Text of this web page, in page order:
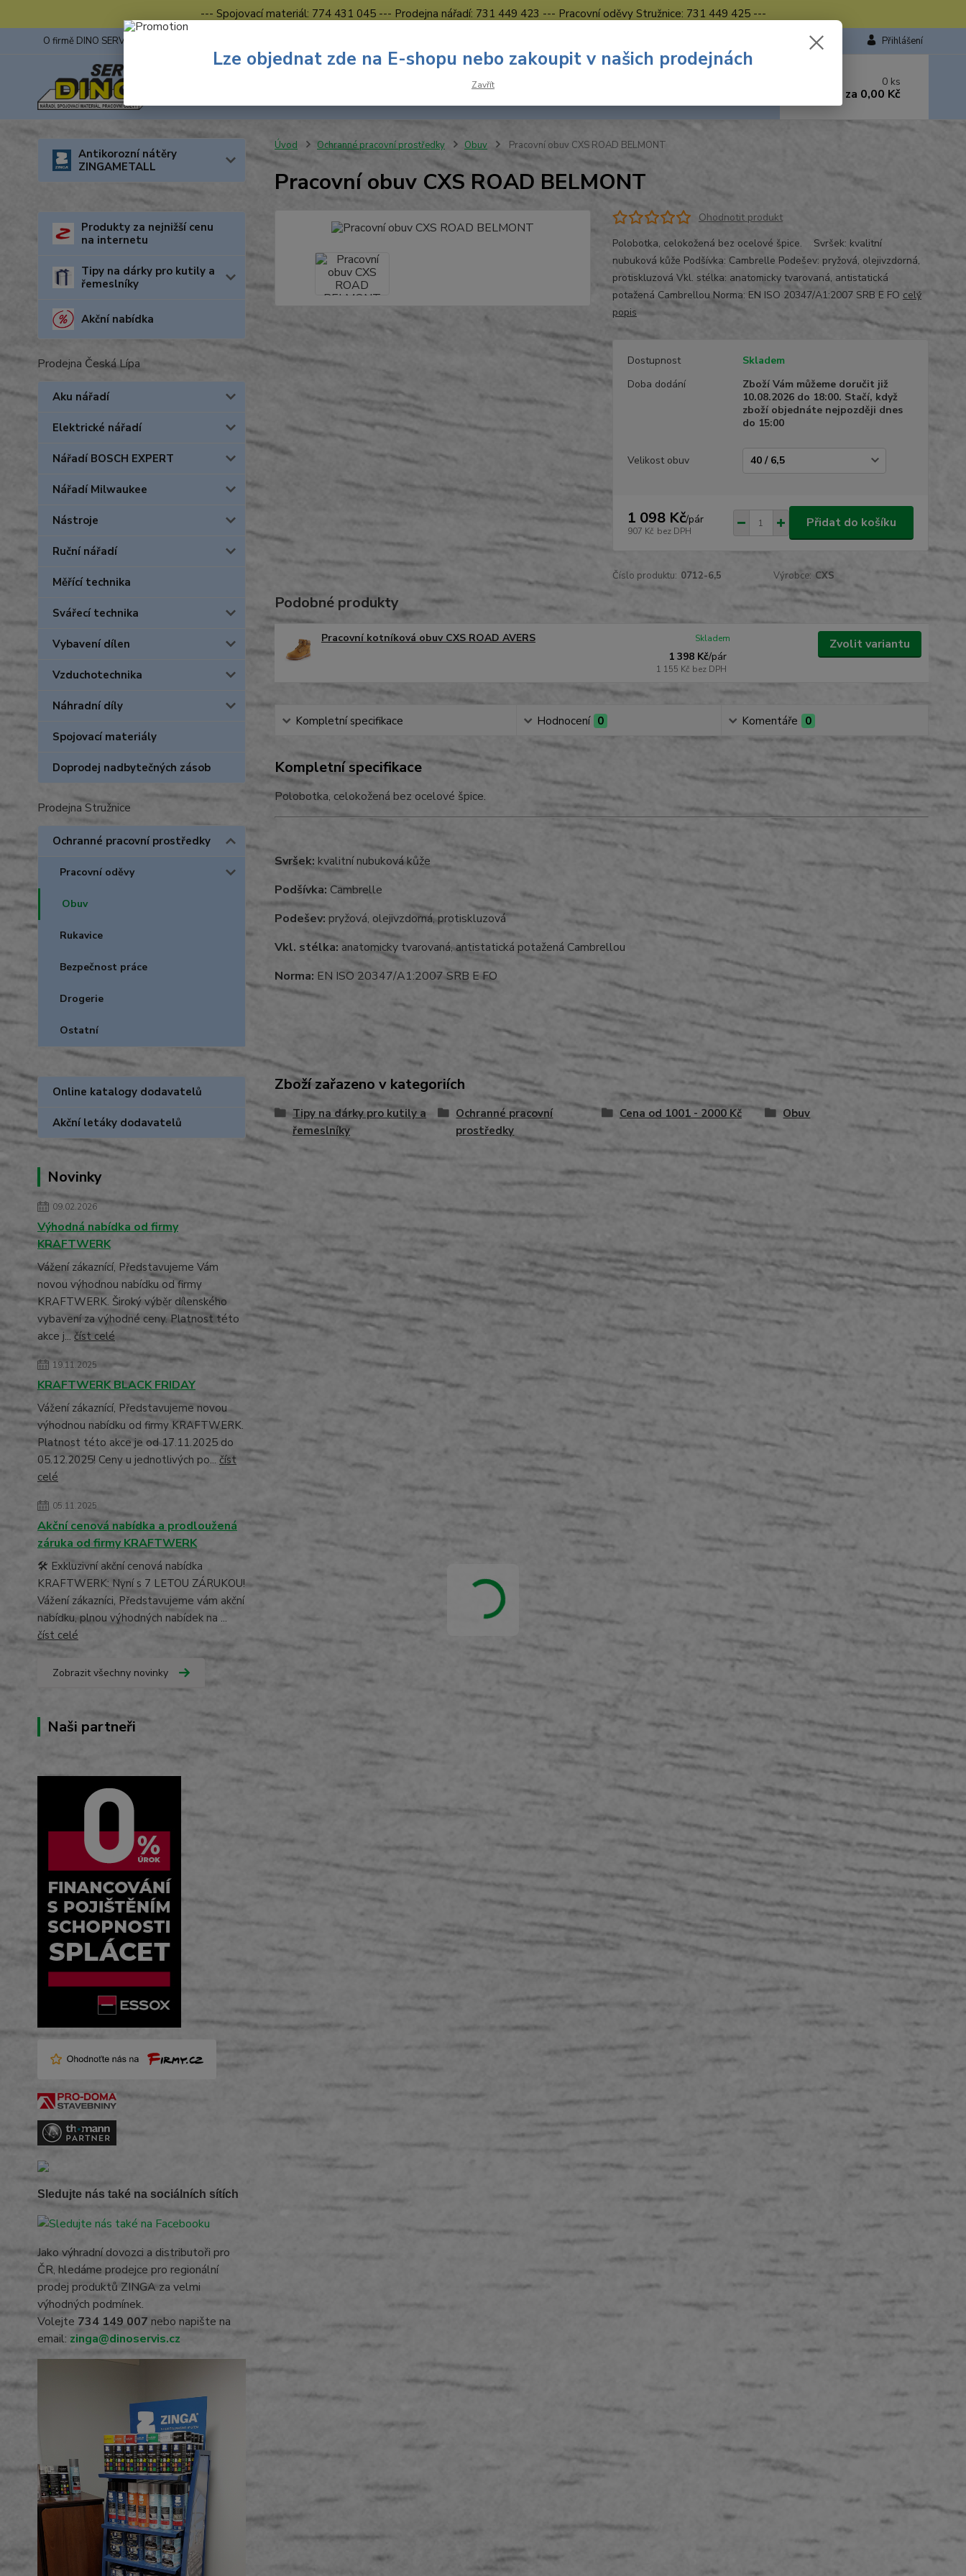
--- Spojovací materiál: 774 431 045 --- Prodejna nářadí: 731 449 423 --- Pracovní oděvy Stružnice: 731 449 425 ---
O firmě DINO SERVIS s.r.o. Přihlášení
Hledat
Nevíte si rady? Zavolejte.
0 ks
za 0,00 Kč
Antikorozní nátěry
ZINGAMETALL
Produkty za nejnižší cenu
na internetu
Tipy na dárky pro kutily a
řemeslníky
Akční nabídka
Prodejna Česká Lípa
Aku nářadí
Elektrické nářadí
Nářadí BOSCH EXPERT
Nářadí Milwaukee
Nástroje
Ruční nářadí
Měřící technika
Svářecí technika
Vybavení dílen
Vzduchotechnika
Náhradní díly
Spojovací materiály
Doprodej nadbytečných zásob
Prodejna Stružnice
Ochranné pracovní prostředky
Pracovní oděvy
Obuv
Rukavice
Bezpečnost práce
Drogerie
Ostatní
Online katalogy dodavatelů
Akční letáky dodavatelů
Novinky
09.02.2026
Výhodná nabídka od firmy
KRAFTWERK
Vážení zákaznící, Představujeme Vám
novou výhodnou nabídku od firmy
KRAFTWERK. Široký výběr dílenského
vybavení za výhodné ceny. Platnost této
akce j... číst celé
19.11.2025
KRAFTWERK BLACK FRIDAY
Vážení zákaznící, Představujeme novou
výhodnou nabídku od firmy KRAFTWERK.
Platnost této akce je od 17.11.2025 do
05.12.2025! Ceny u jednotlivých po... číst
celé
05.11.2025
Akční cenová nabídka a prodloužená
záruka od firmy KRAFTWERK
🛠️ Exkluzivní akční cenová nabídka
KRAFTWERK: Nyní s 7 LETOU ZÁRUKOU!
Vážení zákazníci, Představujeme vám akční
nabídku, plnou výhodných nabídek na ...
číst celé
Zobrazit všechny novinky
Naši partneři
Sledujte nás také na sociálních sítích
Jako výhradní dovozci a distributoři pro
ČR, hledáme prodejce pro regionální
prodej produktů ZINGA za velmi
výhodných podmínek.
Volejte 734 149 007 nebo napište na
email: zinga@dinoservis.cz
Úvod Ochranné pracovní prostředky Obuv Pracovní obuv CXS ROAD BELMONT
Pracovní obuv CXS ROAD BELMONT
Ohodnotit produkt
Polobotka, celokožená bez ocelové špice. Svršek: kvalitní
nubuková kůže Podšívka: Cambrelle Podešev: pryžová, olejivzdorná,
protiskluzová Vkl. stélka: anatomicky tvarovaná, antistatická
potažená Cambrellou Norma: EN ISO 20347/A1:2007 SRB E FO celý
popis
Dostupnost
Skladem
Doba dodání
Zboží Vám můžeme doručit již
10.08.2026 do 18:00. Stačí, když
zboží objednáte nejpozději dnes
do 15:00
Velikost obuv
1 098 Kč/pár
907 Kč bez DPH
Přidat do košíku
Číslo produktu: 0712-6,5 Výrobce: CXS
Podobné produkty
Pracovní kotníková obuv CXS ROAD AVERS
1 398 Kč/pár
1 155 Kč bez DPH
Skladem Zvolit variantu
Kompletní specifikace Hodnocení 0 Komentáře 0
Kompletní specifikace
Polobotka, celokožená bez ocelové špice.
Svršek: kvalitní nubuková kůže
Podšívka: Cambrelle
Podešev: pryžová, olejivzdorná, protiskluzová
Vkl. stélka: anatomicky tvarovaná, antistatická potažená Cambrellou
Norma: EN ISO 20347/A1:2007 SRB E FO
Zboží zařazeno v kategoriích
Tipy na dárky pro kutily a
řemeslníky
Ochranné pracovní
prostředky
Cena od 1001 - 2000 Kč Obuv
Lze objednat zde na E-shopu nebo zakoupit v našich prodejnách
Zavřít